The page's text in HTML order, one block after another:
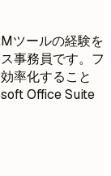
ツールの経験を
事務員です。フ
率化すること
Office Suite